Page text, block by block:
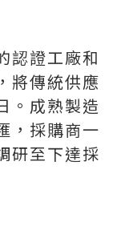
認證工廠和
將傳統供應
。成熟製造
，採購商一
研至下達採